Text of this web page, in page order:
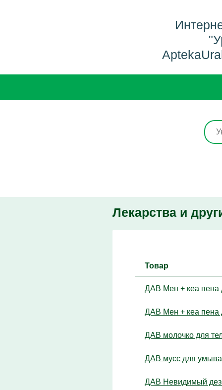
Лекарства и
Товар
ДАВ Мен + кеа пена
ДАВ Мен + кеа пена
ДАВ молочко для
ДАВ мусс для
ДАВ Невидимый